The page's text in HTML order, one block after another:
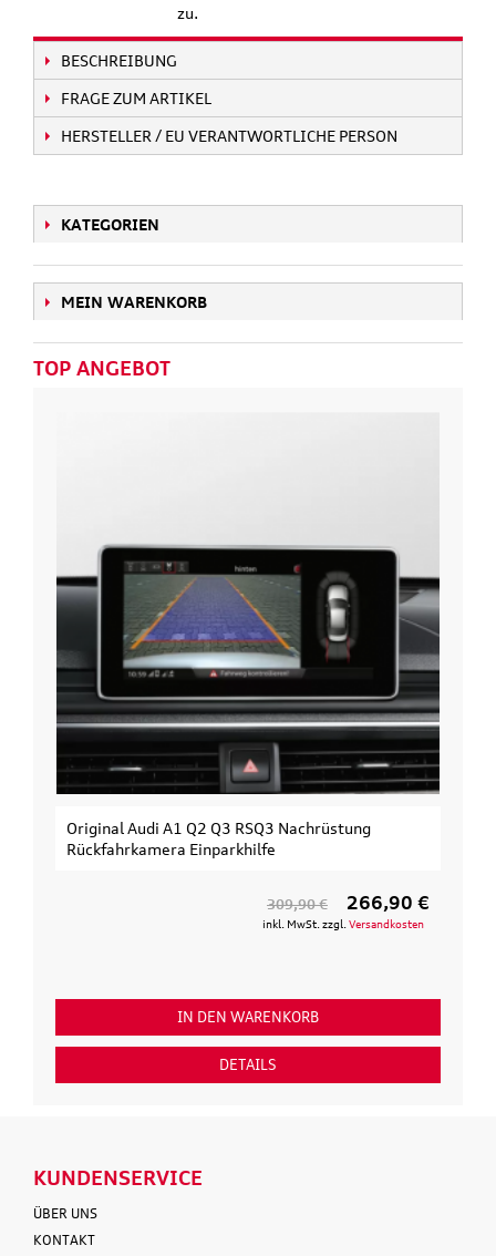
zu.
BESCHREIBUNG
FRAGE ZUM ARTIKEL
HERSTELLER / EU VERANTWORTLICHE PERSON
KATEGORIEN
MEIN WARENKORB
TOP ANGEBOT
Original Audi A1 Q2 Q3 RSQ3 Nachrüstung
Rückfahrkamera Einparkhilfe
309,90 € 266,90 €
inkl. MwSt. zzgl. Versandkosten
IN DEN WARENKORB
DETAILS
KUNDENSERVICE
ÜBER UNS
KONTAKT